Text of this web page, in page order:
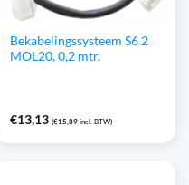
Bekabelingssysteem S6 2
MOL20, 0,2 mtr.
€13,13 (€15,89 incl. BTW)